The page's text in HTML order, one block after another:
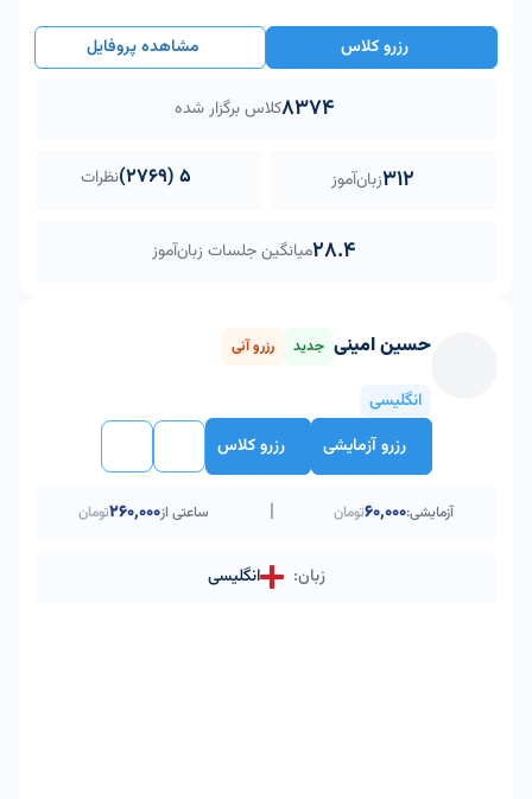
رزرو کلاس مشاهده پروفایل
8374کلاس برگزار شده
312زبان‌آموز 5 (2769) نظرات
28.4میانگین جلسات زبان‌آموز
حسین امینی جدید رزرو آنی
انگلیسی
رزرو آزمایشی
رزرو کلاس
آزمایشی:60,000تومان | ساعتی از۲۶۰٬۰۰۰تومان
زبان: انگلیسی